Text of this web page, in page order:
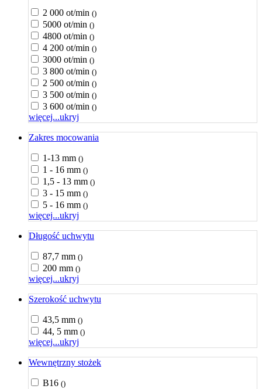
2 000 ot/min ()
5000 ot/min ()
4800 ot/min ()
4 200 ot/min ()
3000 ot/min ()
3 800 ot/min ()
2 500 ot/min ()
3 500 ot/min ()
3 600 ot/min ()
więcej...ukryj
Zakres mocowania
1-13 mm ()
1 - 16 mm ()
1,5 - 13 mm ()
3 - 15 mm ()
5 - 16 mm ()
więcej...ukryj
Długość uchwytu
87,7 mm ()
200 mm ()
więcej...ukryj
Szerokość uchwytu
43,5 mm ()
44, 5 mm ()
więcej...ukryj
Wewnętrzny stożek
B16 ()